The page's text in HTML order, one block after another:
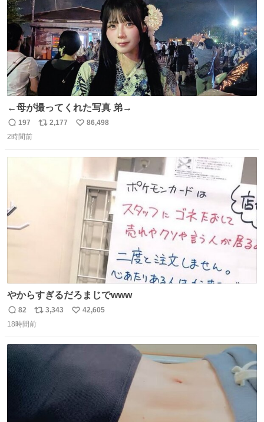
←母が撮ってくれた写真 弟→
返
信
197
リ
2,177
い
86,498
2時間前
やからすぎるだろまじでwww
返
信
82
リ
ポ
3,343
い
42,605
18時間前